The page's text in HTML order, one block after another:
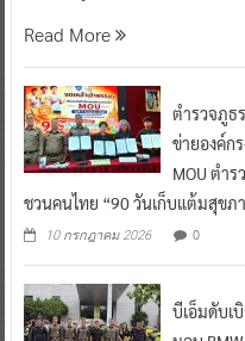
Read More
ตำรวจภูธ
ข่ายองค์ก
MOU ตำ
ชวนคนไทย “90 วันเก็บแต้มสุขภ
10 กรกฎาคม 2026 0
บีเอ็มดับเ